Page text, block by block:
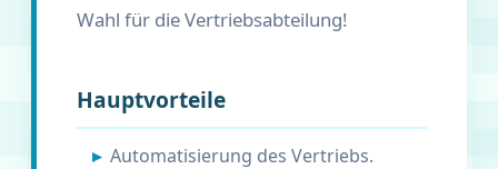
Wahl für die Vertriebsabteilung!
Hauptvorteile
Automatisierung des Vertriebs.